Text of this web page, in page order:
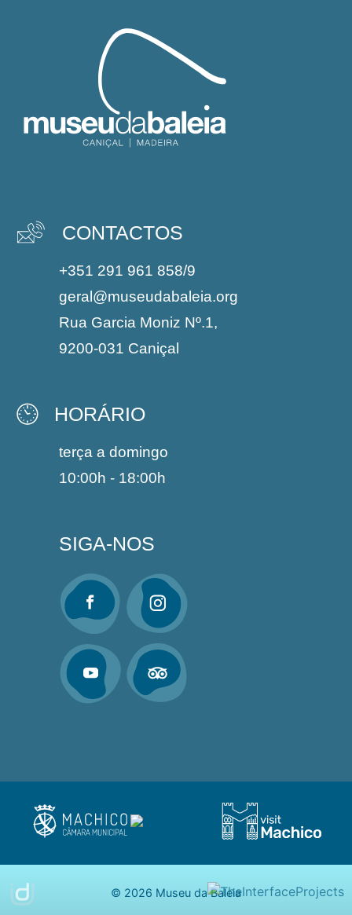
CONTACTOS
+351 291 961 858/9
geral@museudabaleia.org
Rua Garcia Moniz Nº.1,
9200-031 Caniçal
HORÁRIO
terça a domingo
10:00h - 18:00h
SIGA-NOS
© 2026 Museu da Baleia